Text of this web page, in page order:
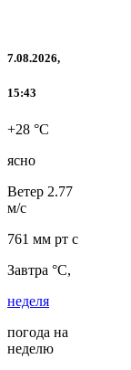
7.08.2026,
15:43
+28 °C
ясно
Ветер 2.77
м/с
761 мм рт с
Завтра °C,
неделя
погода на
неделю